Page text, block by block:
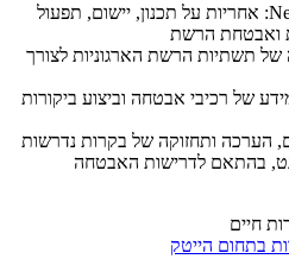
• ניהול מלא של Network Lifecycle: אחריות על תכנון, יישום, תפעול
ואבטחת הרשת
של תשתיות הרשת הארגוניות לצורך
של רכיבי אבטחה וביצוע ביקורות
הערכה ותחזוקה של בקרות נדרשות
בהתאם לדרישות האבטחה
חיים
בתחום הייטק